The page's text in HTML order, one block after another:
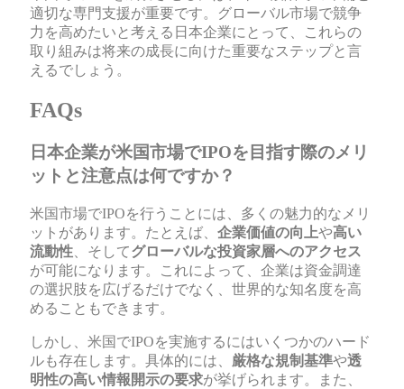
適切な専門支援が重要です。グローバル市場で競争
力を高めたいと考える日本企業にとって、これらの
取り組みは将来の成長に向けた重要なステップと言
えるでしょう。
FAQs
日本企業が米国市場でIPOを目指す際のメリ
ットと注意点は何ですか？
米国市場でIPOを行うことには、多くの魅力的なメリ
ットがあります。たとえば、 企業価値の向上や高い
流動性 、そしてグローバルな投資家層へのアクセス
が可能になります。これによって、企業は資金調達
の選択肢を広げるだけでなく、世界的な知名度を高
めることもできます。
しかし、米国でIPOを実施するにはいくつかのハード
ルも存在します。具体的には、 厳格な規制基準や透
明性の高い情報開示の要求が挙げられます。また、